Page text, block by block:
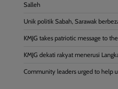
Salleh
Unik politik Sabah, Sarawak
KMJG takes patriotic message to
KMJG dekati rakyat menerusi
Community leaders urged to help